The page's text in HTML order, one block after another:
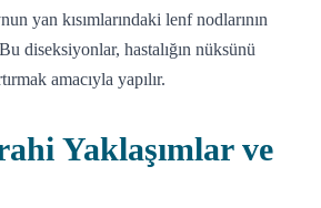
yan kısımlarındaki lenf nodlarının
diseksiyonlar, hastalığın nüksünü
amacıyla yapılır.
Yaklaşımlar ve